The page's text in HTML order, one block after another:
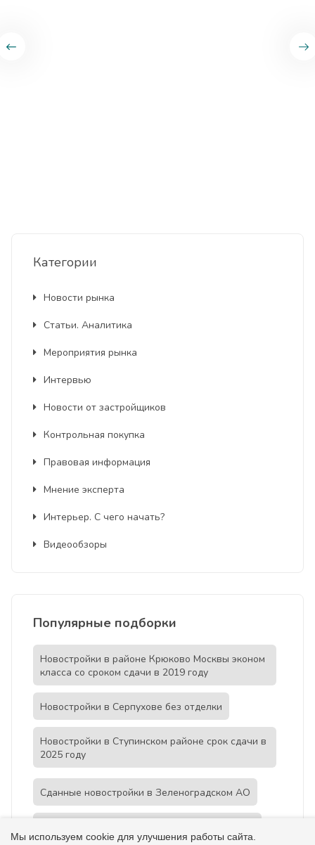
Категории
Новости рынка
Статьи. Аналитика
Мероприятия рынка
Интервью
Новости от застройщиков
Контрольная покупка
Правовая информация
Мнение эксперта
Интерьер. С чего начать?
Видеообзоры
Популярные подборки
Новостройки в районе Крюково Москвы эконом
класса со сроком сдачи в 2019 году
Новостройки в Серпухове без отделки
Новостройки в Ступинском районе срок сдачи в
2025 году
Сданные новостройки в Зеленоградском АО
Мы используем cookie для улучшения работы сайта.